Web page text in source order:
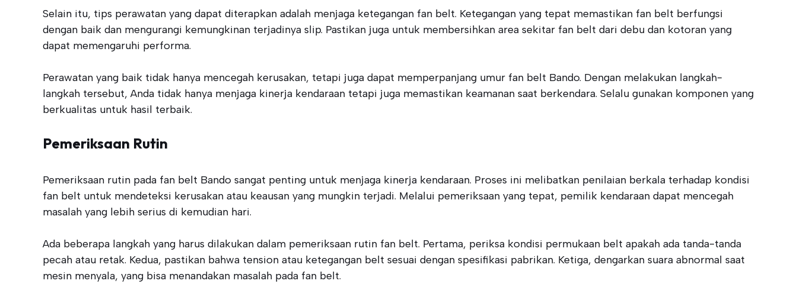
Selain itu, tips perawatan yang dapat diterapkan adalah menjaga ketegangan fan belt. Ketegangan yang tepat memastikan fan belt berfungsi
dengan baik dan mengurangi kemungkinan terjadinya slip. Pastikan juga untuk membersihkan area sekitar fan belt dari debu dan kotoran yang
dapat memengaruhi performa.
Perawatan yang baik tidak hanya mencegah kerusakan, tetapi juga dapat memperpanjang umur fan belt Bando. Dengan melakukan langkah-
langkah tersebut, Anda tidak hanya menjaga kinerja kendaraan tetapi juga memastikan keamanan saat berkendara. Selalu gunakan komponen yang
berkualitas untuk hasil terbaik.
Pemeriksaan Rutin
Pemeriksaan rutin pada fan belt Bando sangat penting untuk menjaga kinerja kendaraan. Proses ini melibatkan penilaian berkala terhadap kondisi
fan belt untuk mendeteksi kerusakan atau keausan yang mungkin terjadi. Melalui pemeriksaan yang tepat, pemilik kendaraan dapat mencegah
masalah yang lebih serius di kemudian hari.
Ada beberapa langkah yang harus dilakukan dalam pemeriksaan rutin fan belt. Pertama, periksa kondisi permukaan belt apakah ada tanda-tanda
pecah atau retak. Kedua, pastikan bahwa tension atau ketegangan belt sesuai dengan spesifikasi pabrikan. Ketiga, dengarkan suara abnormal saat
mesin menyala, yang bisa menandakan masalah pada fan belt.